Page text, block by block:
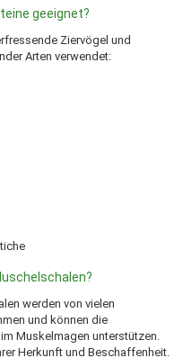
geeignet?
Ziervögel und
Arten verwendet:
werden von vielen
und können die
Muskelmagen unterstützen.
Herkunft und Beschaffenheit.